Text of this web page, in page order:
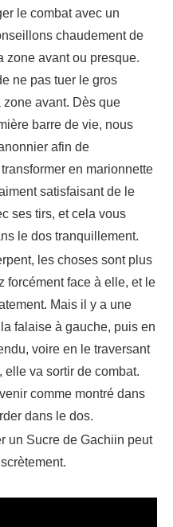
le combat avec un
chaudement de
zone avant ou presque.
ne pas tuer le gros
avant. Dès que
barre de vie, nous
afin de
en marionnette
satisfaisant de le
ses tirs, et cela vous
le dos tranquillement.
les choses sont plus
forcément face à elle, et le
Mais il y a une
falaise à gauche, puis en
voire en le traversant
elle va sortir de combat.
comme montré dans
dans le dos.
un Sucre de Gachiin peut